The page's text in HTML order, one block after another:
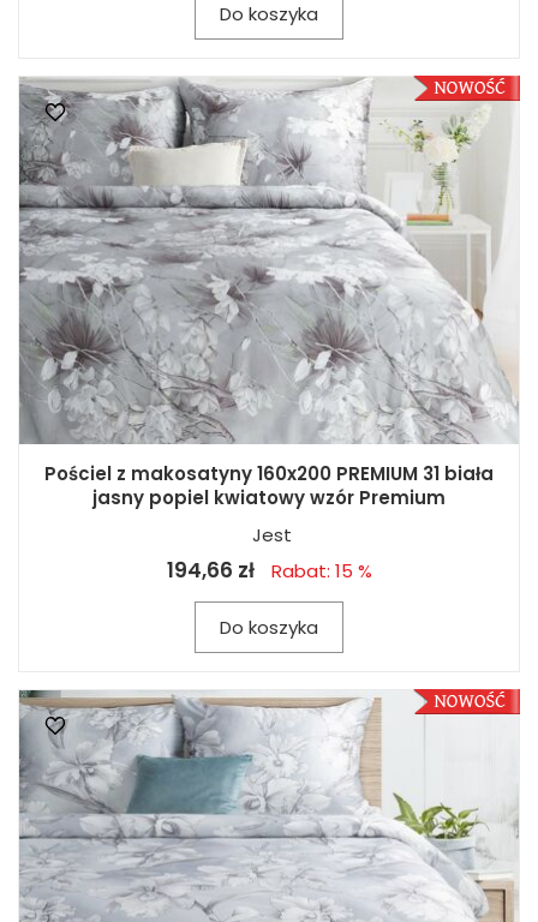
Do koszyka
Pościel z makosatyny 160x200 PREMIUM 31 biała
jasny popiel kwiatowy wzór Premium
Jest
194,66 zł Rabat: 15 %
Do koszyka